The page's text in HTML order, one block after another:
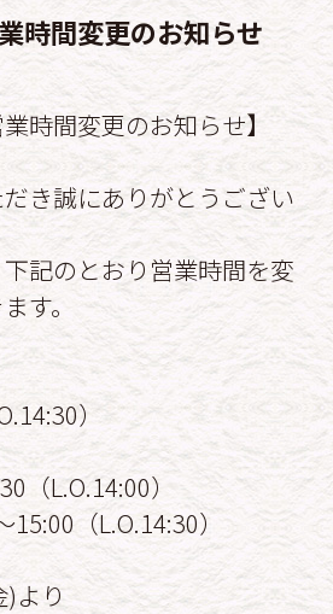
時間変更のお知らせ
時間変更のお知らせ】
き誠にありがとうござい
記のとおり営業時間を変
す。
）
L.O.14:00）
（L.O.14:30）
)より